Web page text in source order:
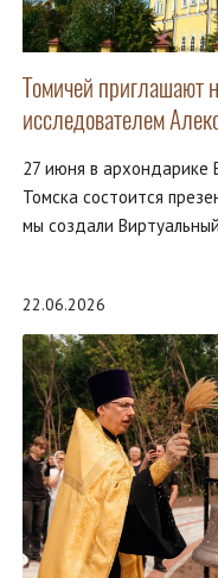
Томичей приглашают
исследователем
27 июня в архондарике
Томска состоится
мы создали
22.06.2026